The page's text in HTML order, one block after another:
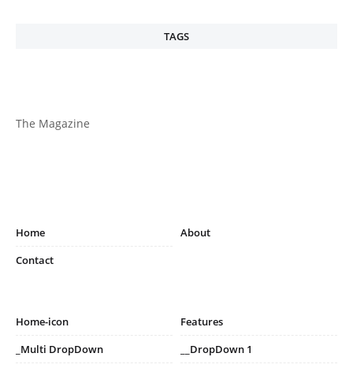
TAGS
The Magazine
Home
About
Contact
Home-icon
Features
_Multi DropDown
__DropDown 1